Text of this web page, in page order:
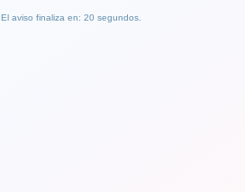
El aviso finaliza en: 19 segundos.